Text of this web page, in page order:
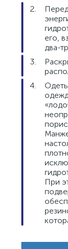
его,
два-
При